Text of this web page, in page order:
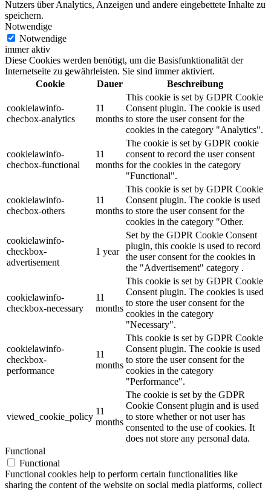
Nutzers über Analytics, Anzeigen und andere eingebettete Inhalte zu
speichern.
Notwendige
Notwendige
immer aktiv
Diese Cookies werden benötigt, um die Basisfunktionalität der
Internetseite zu gewährleisten. Sie sind immer aktiviert.
Cookie
Dauer Beschreibung
cookielawinfo-
checbox-analytics
11
months
This cookie is set by GDPR Cookie
Consent plugin. The cookie is used
to store the user consent for the
cookies in the category "Analytics".
cookielawinfo-
checbox-functional
11
months
The cookie is set by GDPR cookie
consent to record the user consent
for the cookies in the category
"Functional".
cookielawinfo-
checbox-others
11
months
This cookie is set by GDPR Cookie
Consent plugin. The cookie is used
to store the user consent for the
cookies in the category "Other.
cookielawinfo-
checkbox-
advertisement
1 year
Set by the GDPR Cookie Consent
plugin, this cookie is used to record
the user consent for the cookies in
the "Advertisement" category .
cookielawinfo-
checkbox-necessary
11
months
This cookie is set by GDPR Cookie
Consent plugin. The cookies is used
to store the user consent for the
cookies in the category
"Necessary".
cookielawinfo-
checkbox-
performance
11
months
This cookie is set by GDPR Cookie
Consent plugin. The cookie is used
to store the user consent for the
cookies in the category
"Performance".
viewed_cookie_policy
11
months
The cookie is set by the GDPR
Cookie Consent plugin and is used
to store whether or not user has
consented to the use of cookies. It
does not store any personal data.
Functional
Functional
Functional cookies help to perform certain functionalities like
sharing the content of the website on social media platforms, collect